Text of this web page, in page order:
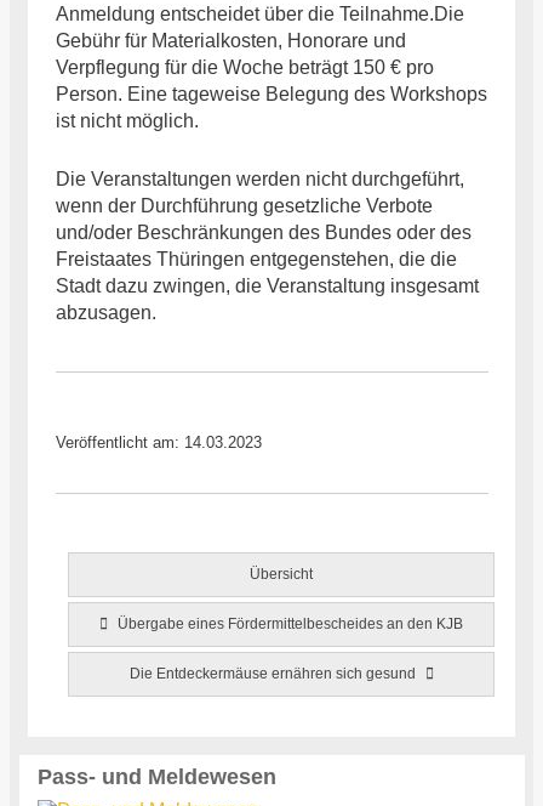
Anmeldung entscheidet über die Teilnahme.Die
Gebühr für Materialkosten, Honorare und
Verpflegung für die Woche beträgt 150 € pro
Person. Eine tageweise Belegung des Workshops
ist nicht möglich.
Die Veranstaltungen werden nicht durchgeführt,
wenn der Durchführung gesetzliche Verbote
und/oder Beschränkungen des Bundes oder des
Freistaates Thüringen entgegenstehen, die die
Stadt dazu zwingen, die Veranstaltung insgesamt
abzusagen.
Veröffentlicht am: 14.03.2023
Übersicht
Übergabe eines Fördermittelbescheides an den KJB
Die Entdeckermäuse ernähren sich gesund
Pass- und Meldewesen